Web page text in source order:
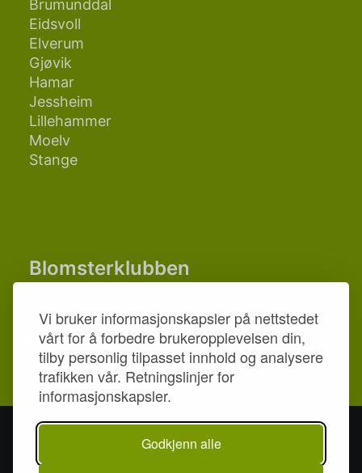
Vi bruker informasjonskapsler på nettstedet
vårt for å forbedre brukeropplevelsen din,
tilby personlig tilpasset innhold og analysere
trafikken vår. Retningslinjer for
informasjonskapsler.
Godkjenn alle
Brumunddal
Eidsvoll
Elverum
Gjøvik
Hamar
Jessheim
Lillehammer
Moelv
Stange
Blomsterklubben
Medlemstilbud
Bli medlem
© 2026 Blomsterkroken Hagesenter. All rights reserved